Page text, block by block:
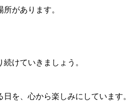
があります。
けていきましょう。
を、心から楽しみにしています。